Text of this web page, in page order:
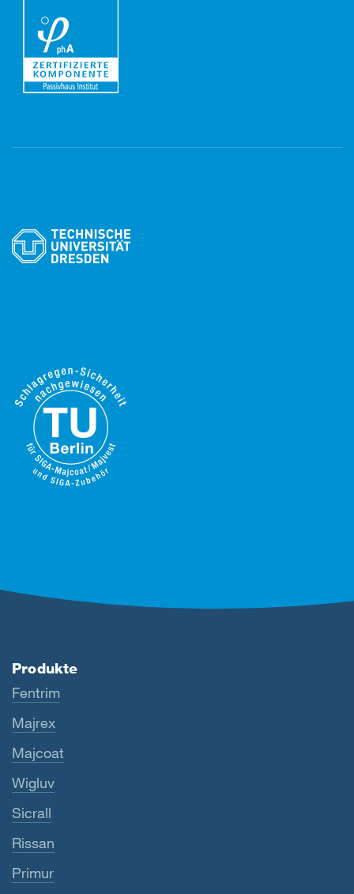
Produkte
Fentrim
Majrex
Majcoat
Wigluv
Sicrall
Rissan
Primur